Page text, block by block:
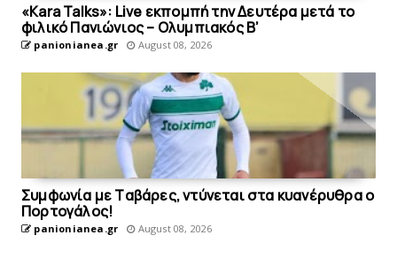
«Kara Talks»: Live εκπομπή την Δευτέρα μετά το
φιλικό Πανιώνιος – Ολυμπιακός Β’
panionianea.gr August 08, 2026
Συμφωνία με Tαβάρες, ντύνεται στα κυανέρυθρα ο
Πορτογάλος!
panionianea.gr August 08, 2026